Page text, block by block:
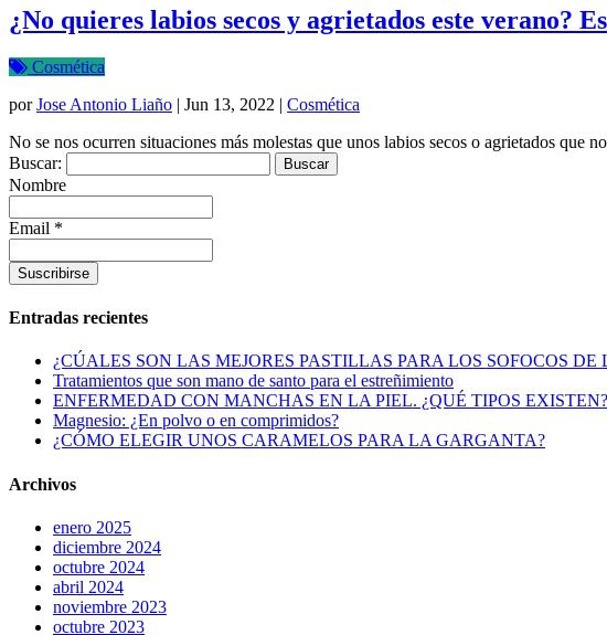
¿No quieres labios secos y agrietados este verano?
Cosmética
porJose Antonio Liaño | Jun 13, 2022 | Cosmética
No se nos ocurren situaciones más molestas que unos labios secos o agrietados que
Buscar:
Nombre
Email *
Entradas recientes
¿CÚALES SON LAS MEJORES PASTILLAS PARA LOS SOFOCOS
Tratamientos que son mano de santo para el estreñimiento
ENFERMEDAD CON MANCHAS EN LA PIEL. ¿QUÉ TIPOS EXISTEN?
Magnesio: ¿En polvo o en comprimidos?
¿CÓMO ELEGIR UNOS CARAMELOS PARA LA GARGANTA?
Archivos
enero 2025
diciembre 2024
octubre 2024
abril 2024
noviembre 2023
octubre 2023